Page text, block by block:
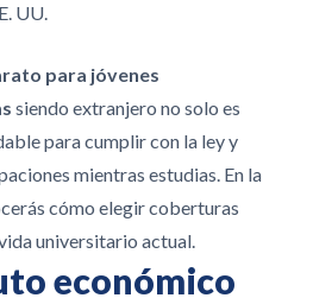
UU.
para jóvenes
siendo extranjero no solo es
para cumplir con la ley y
mientras estudias. En la
cómo elegir coberturas
universitario actual.
económico